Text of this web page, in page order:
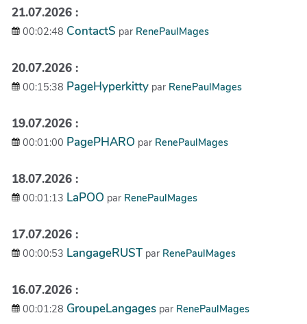
21.07.2026 :
00:02:48 ContactS par RenePaulMages
20.07.2026 :
00:15:38 PageHyperkitty par RenePaulMages
19.07.2026 :
00:01:00 PagePHARO par RenePaulMages
18.07.2026 :
00:01:13 LaPOO par RenePaulMages
17.07.2026 :
00:00:53 LangageRUST par RenePaulMages
16.07.2026 :
00:01:28 GroupeLangages par RenePaulMages